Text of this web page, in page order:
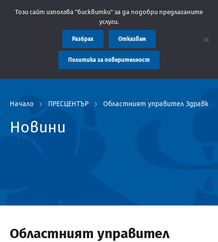
Пловдив препоръчва заплащането на такси
Начало ПРЕСЦЕНТЪР Областният управител Здравко
Новини
Областният управител
Този сайт използва "бисквитки" за да подобри предлаганите
услуги.
Разбрах Отказвам
Политика за поверителност